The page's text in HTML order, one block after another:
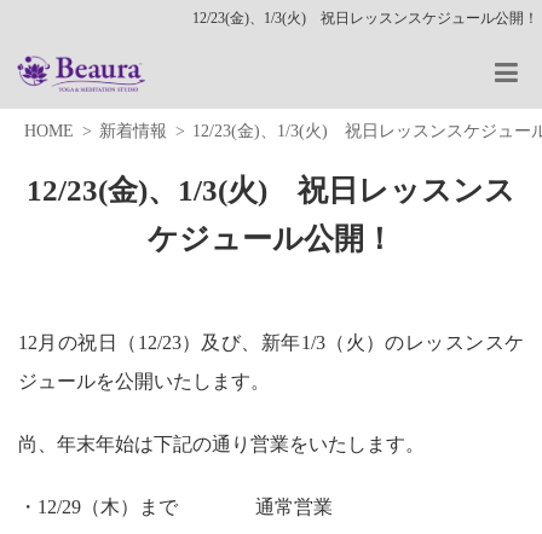
12/23(金)、1/3(火) 祝日レッスンスケジュール公開！
HOME 新着情報 12/23(金)、1/3(火) 祝日レッスンスケジュー
12/23(金)、1/3(火) 祝日レッスンス
ケジュール公開！
12月の祝日（12/23）及び、新年1/3（火）のレッスンスケ
ジュールを公開いたします。
尚、年末年始は下記の通り営業をいたします。
・12/29（木）まで 通常営業